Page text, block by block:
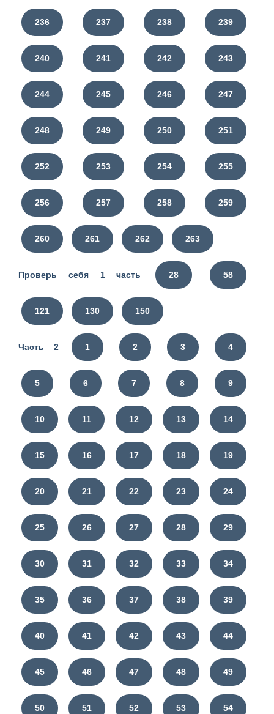
236 237 238 239
240 241 242 243
244 245 246 247
248 249 250 251
252 253 254 255
256 257 258 259
260 261 262 263
Проверь себя 1 часть 28 58
121 130 150
Часть 2 1 2 3 4
5 6 7 8 9
10 11 12 13 14
15 16 17 18 19
20 21 22 23 24
25 26 27 28 29
30 31 32 33 34
35 36 37 38 39
40 41 42 43 44
45 46 47 48 49
50 51 52 53 54